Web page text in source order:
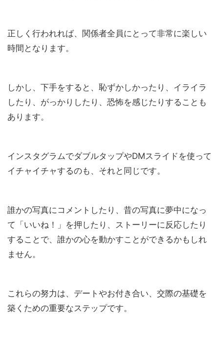
正しく行われれば、関係者全員にとって非常に楽しい
時間となります。
しかし、下手をすると、恥ずかしかったり、イライラ
したり、がっかりしたり、恐怖を感じたりすることも
あります。
インスタグラムでダブルタップやDMスライドを使って
イチャイチャするのも、それと同じです。
誰かの写真にコメントしたり、昔の写真に夢中になっ
て「いいね！」を押したり、ストーリーに反応したり
することで、誰かの心を動かすことができるかもしれ
ません。
これらの努力は、デートやお付き合い、交際の基礎を
築くための重要なステップです。